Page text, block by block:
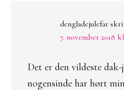
dengladejulefar
7. november 2018
Det er den vildeste dak-
nogensinde har hørt